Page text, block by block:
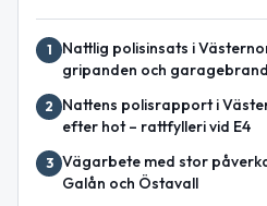
1
Nattlig polisinsats i
gripanden och garagebrand
2
Nattens polisrapport i
efter hot – rattfylleri vid E4
3 Vägarbete med stor
Galån och Östavall